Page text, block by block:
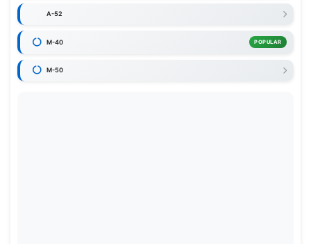
A-52
M-40 POPULAR
M-50